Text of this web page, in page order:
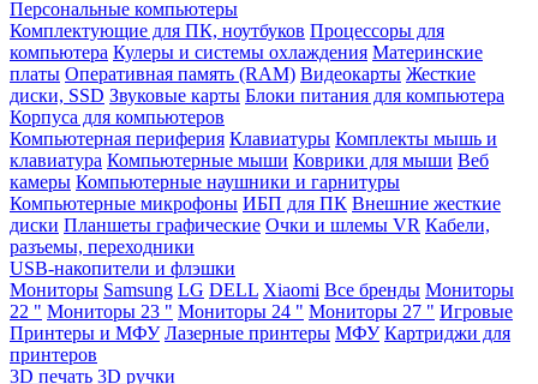
Персональные компьютеры
Комплектующие для ПК, ноутбуков Процессоры для
компьютера Кулеры и системы охлаждения Материнские
платы Оперативная память (RAM) Видеокарты Жесткие
диски, SSD Звуковые карты Блоки питания для компьютера
Корпуса для компьютеров
Компьютерная периферия Клавиатуры Комплекты мышь и
клавиатура Компьютерные мыши Коврики для мыши Веб
камеры Компьютерные наушники и гарнитуры
Компьютерные микрофоны ИБП для ПК Внешние жесткие
диски Планшеты графические Очки и шлемы VR Кабели,
разъемы, переходники
USB-накопители и флэшки
Мониторы Samsung LG DELL Xiaomi Все бренды Мониторы
22 " Мониторы 23 " Мониторы 24 " Мониторы 27 " Игровые
Принтеры и МФУ Лазерные принтеры МФУ Картриджи для
принтеров
3D печать 3D ручки